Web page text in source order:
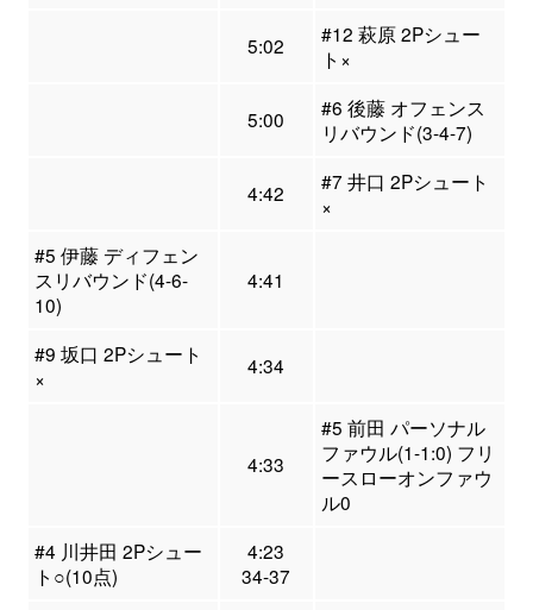
5:02
#12 萩原 2Pシュー
ト×
5:00
#6 後藤 オフェンス
リバウンド(3-4-7)
4:42
#7 井口 2Pシュート
×
#5 伊藤 ディフェン
スリバウンド(4-6-
10)
4:41
#9 坂口 2Pシュート
×
4:34
4:33
#5 前田 パーソナル
ファウル(1-1:0) フリ
ースローオンファウ
ル0
#4 川井田 2Pシュー
ト○(10点)
4:23
34-37